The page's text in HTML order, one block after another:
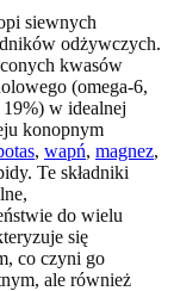
siewnych
odżywczych.
kwasów
(omega-6,
19%) w idealnej
konopnym
, wapń, magnez,
Te składniki
do wielu
się
co czyni go
ale również